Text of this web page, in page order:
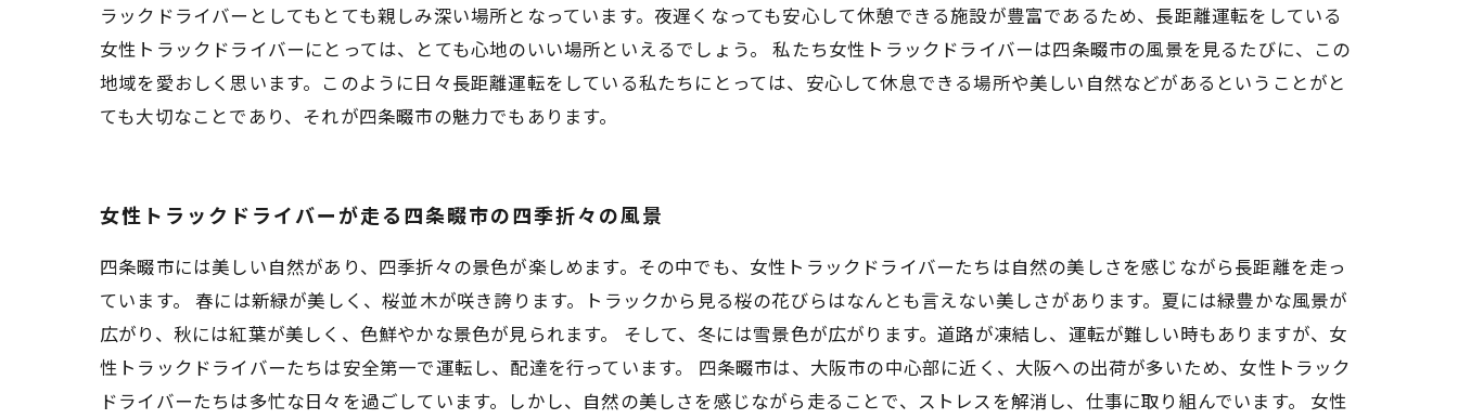
ラックドライバーとしてもとても親しみ深い場所となっています。夜遅くなっても安心して休憩できる施設が豊富であるため、長距離運転をしている
女性トラックドライバーにとっては、とても心地のいい場所といえるでしょう。 私たち女性トラックドライバーは四条畷市の風景を見るたびに、この
地域を愛おしく思います。このように日々長距離運転をしている私たちにとっては、安心して休息できる場所や美しい自然などがあるということがと
ても大切なことであり、それが四条畷市の魅力でもあります。
女性トラックドライバーが走る四条畷市の四季折々の風景
四条畷市には美しい自然があり、四季折々の景色が楽しめます。その中でも、女性トラックドライバーたちは自然の美しさを感じながら長距離を走っ
ています。 春には新緑が美しく、桜並木が咲き誇ります。トラックから見る桜の花びらはなんとも言えない美しさがあります。夏には緑豊かな風景が
広がり、秋には紅葉が美しく、色鮮やかな景色が見られます。 そして、冬には雪景色が広がります。道路が凍結し、運転が難しい時もありますが、女
性トラックドライバーたちは安全第一で運転し、配達を行っています。 四条畷市は、大阪市の中心部に近く、大阪への出荷が多いため、女性トラック
ドライバーたちは多忙な日々を過ごしています。しかし、自然の美しさを感じながら走ることで、ストレスを解消し、仕事に取り組んでいます。 女性